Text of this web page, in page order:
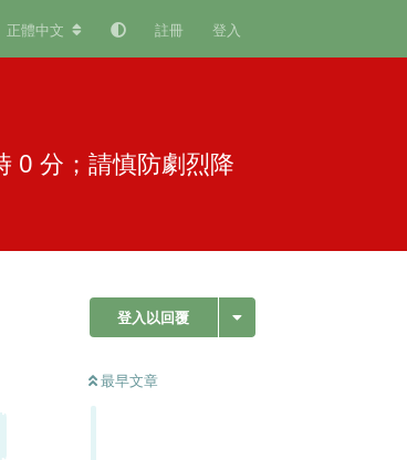
正體中文 註冊 登入
0 分；請慎防劇烈降
登入以回覆
最早文章